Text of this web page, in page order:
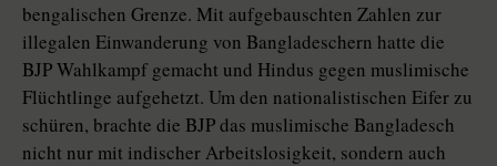
bengalischen Grenze. Mit aufgebauschten Zahlen zur
illegalen Einwanderung von Bangladeschern hatte die
BJP Wahlkampf gemacht und Hindus gegen muslimische
Flüchtlinge aufgehetzt. Um den nationalistischen Eifer zu
schüren, brachte die BJP das muslimische Bangladesch
nicht nur mit indischer Arbeitslosigkeit, sondern auch